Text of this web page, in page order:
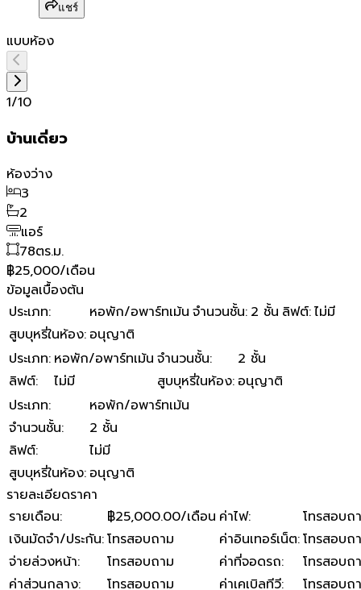
แชร์
แบบห้อง
1/10
บ้านเดี่ยว
ห้องว่าง
3
2
แอร์
78ตร.ม.
฿25,000/เดือน
ข้อมูลเบื้องต้น
ประเภท: หอพัก/อพาร์ทเม้น จำนวนชั้น: 2 ชั้น ลิฟต์:ไม่มี
สูบบุหรี่ในห้อง: อนุญาติ
ประเภท: หอพัก/อพาร์ทเม้น จำนวนชั้น:
2 ชั้น
ลิฟต์: ไม่มี สูบบุหรี่ในห้อง: อนุญาติ
ประเภท:
หอพัก/อพาร์ทเม้น
จำนวนชั้น:
2 ชั้น
ลิฟต์:
ไม่มี
สูบบุหรี่ในห้อง: อนุญาติ
รายละเอียดราคา
รายเดือน: ฿25,000.00/เดือน ค่าไฟ:
โทรสอบถ
เงินมัดจำ/ประกัน:โทรสอบถาม ค่าอินเทอร์เน็ต:โทรสอบถ
จ่ายล่วงหน้า: โทรสอบถาม ค่าที่จอดรถ:
โทรสอบถ
ค่าส่วนกลาง: โทรสอบถาม ค่าเคเบิลทีวี: โทรสอบถ